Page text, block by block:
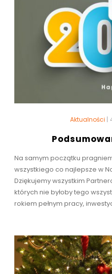
Aktualności |
Na samym początku
wszystkiego co najlepsze w
Dziękujemy wszystkim
których nie byłoby tego
rokiem pełnym pracy,